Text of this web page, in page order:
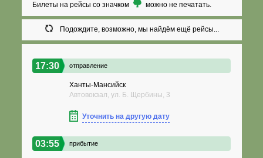
Билеты на рейсы со значком можно не печатать.
Подождите, возможно, мы найдём ещё рейсы...
17:30 отправление
Ханты-Мансийск
Автовокзал, ул. Б. Щербины, 3
Уточнить на другую дату
03:55 прибытие